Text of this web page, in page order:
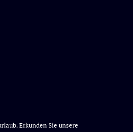
Erkunden Sie unsere